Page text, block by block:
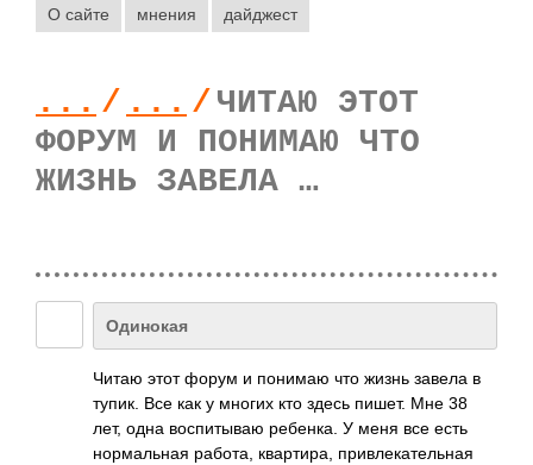
О сайте мнения дайджест
... / ... / ЧИТАЮ ЭТОТ
ФОРУМ И ПОНИМАЮ ЧТО
ЖИЗНЬ ЗАВЕЛА …
Одинокая
Читаю этот форум и понимаю что жизнь завела в
тупик. Все как у многих кто здесь пишет. Мне 38
лет, одна воспитываю ребенка. У меня все есть
нормальная работа, квартира, привлекательная